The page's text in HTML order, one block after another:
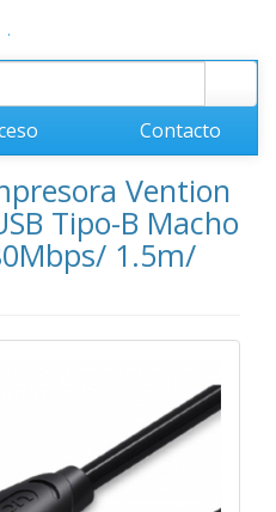
.
Contacto
Vention
Tipo-B Macho
1.5m/